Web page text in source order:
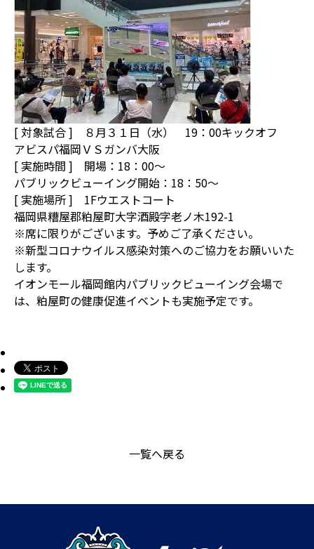
[ 対象試合 ] ８月３１日（水） 19：00キックオフ
アビスパ福岡ＶＳガンバ大阪
[ 実施時間 ] 開場：18：00～
パブリックビューイング開始：18：50～
[ 実施場所 ] 1Fウエストコート
福岡県糟屋郡粕屋町大字酒殿字老ノ木192-1
※席に限りがございます。予めご了承ください。
※新型コロナウイルス感染対策へのご協力をお願いいた
します。
イオンモール福岡館内パブリックビューイング会場で
は、粕屋町の健康促進イベントも実施予定です。
一覧へ戻る